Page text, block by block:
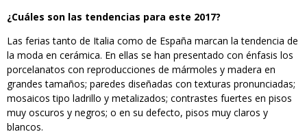
¿Cuáles son las tendencias para este 2017?
Las ferias tanto de Italia como de España marcan la tendencia de
la moda en cerámica. En ellas se han presentado con énfasis los
porcelanatos con reproducciones de mármoles y madera en
grandes tamaños; paredes diseñadas con texturas pronunciadas;
mosaicos tipo ladrillo y metalizados; contrastes fuertes en pisos
muy oscuros y negros; o en su defecto, pisos muy claros y
blancos.